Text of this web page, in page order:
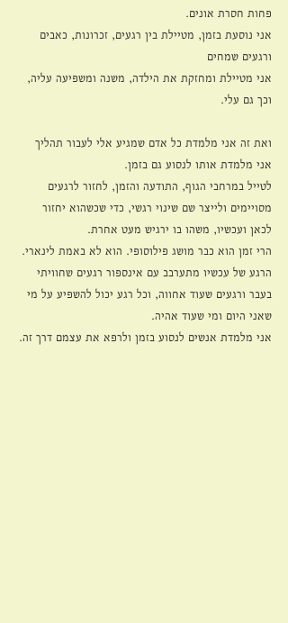
פחות חסרת אונים.
אני נוסעת בזמן, מטיילת בין רגעים, זכרונות, כאבים
ורגעים שמחים
אני מטיילת ומחזקת את הילדה, משנה ומשפיעה עליה,
וכך גם עלי.
ואת זה אני מלמדת כל אדם שמגיע אלי לעבור תהליך
אני מלמדת אותו לנסוע גם בזמן.
לטייל במרחבי הגוף, התודעה והזמן, לחזור לרגעים
מסויימים ולייצר שם שינוי רגשי, כדי שכשהוא יחזור
לכאן ועכשיו, משהו בו ירגיש מעט אחרת.
הרי זמן הוא כבר מושג פילוסופי. הוא לא באמת לינארי.
הרגע של עכשיו מתערבב עם אינספור רגעים שחוויתי
בעבר ורגעים שעוד אחווה, וכל רגע יכול להשפיע על מי
שאני היום ומי שעוד אהיה.
אני מלמדת אנשים לנסוע בזמן ולרפא את עצמם דרך זה.